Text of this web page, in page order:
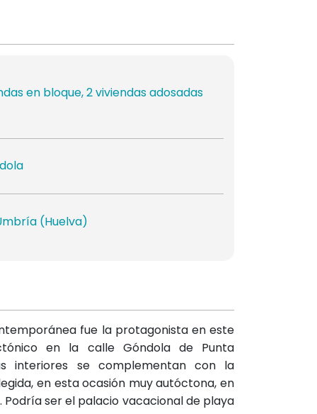
en bloque, 2 viviendas adosadas
(Huelva)
fue la protagonista en este
en la calle Góndola de Punta
interiores se complementan con la
en esta ocasión muy autóctona, en
ser el palacio vacacional de playa